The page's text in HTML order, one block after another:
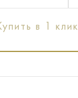
в 1 клик